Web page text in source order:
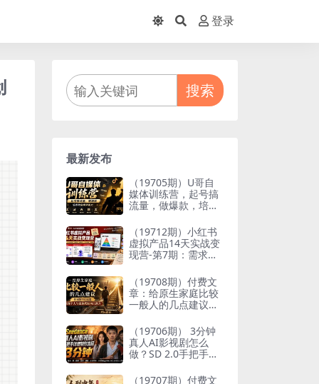
登录
搜索
最新发布
（19705期）U哥自
媒体训练营，起号搞
流量，做爆款，培养
（19712期）小红书
虚拟产品14天实战变
现营-第7期：需求挖
品矩阵×内容笔记×一
人公司进阶×全链路
（19708期）付费文
章：给原生家庭比较
一般人的几点建议，
个人与家族代际向上
跃升
（19706期） 3分钟
真人AI影视剧怎么
做？SD 2.0手把手完
eld 14天SD 2.0/2.5
（19707期）付费文